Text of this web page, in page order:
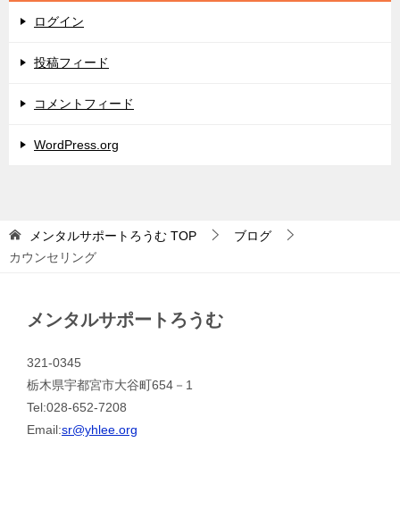
ログイン
投稿フィード
コメントフィード
WordPress.org
メンタルサポートろうむ TOP
ブログ
カウンセリング
メンタルサポートろうむ
321-0345
栃木県宇都宮市大谷町654－1
Tel:028-652-7208
Email:sr@yhlee.org